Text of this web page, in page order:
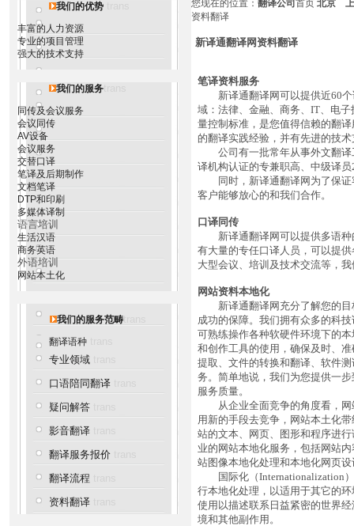
我们的优势
丰富的人力资源
专业的项目管理
强大的技术支持
我们的服务
同传及会议服务
会议同传
AV设备
会议服务
交替口译
笔译及后期制作
文档笔译
DTP和印刷
多媒体译制
语言培训
生活汉语
商务英语
外语培训
网站本土化
我们的服务范畴
翻译语种
专业领域
口语陪同翻译
疑问解答
影音翻译
翻译服务报价
翻译流程
资料翻译
您现在的位置： 翻译公司 首页 北京
资料翻译
新译通翻译网资料翻译
笔译资料服务
新译通翻译网可以提供近60个
域：法律、金融、商务、IT、电
量控制标准，是您值得信赖的翻
的翻译实践经验，并有先进的技
公司有一批常年从事外文翻译
译机构认证的专兼职高、中级译
同时，新译通翻译网为了保证
客户能够放心的和我们合作。
口译同传
新译通翻译网可以提供多语种
有大量的专任口译人员，可以提
大型会议、培训及技术交流等，
网站资料本地化
新译通翻译网充分了解您的目
成功的保障。我们拥有众多的科
可熟练操作各种软硬件环境下的
和创作工具的使用，确保及时、
提取、文件的转换和翻译、软件
务。简单地说，我们为您提供一
服务质量。
从企业全面竞争的角度看，网
用新的手段去竞争，网站本土化
站的文本、网页、图形和程序进
业的网站本地化服务，包括网站
站图像本地化处理和本地化网页
国际化（Internationalization）
行本地化处理，以适用于其它的
使用以描述联系日益紧密的世界
境和其他副作用。